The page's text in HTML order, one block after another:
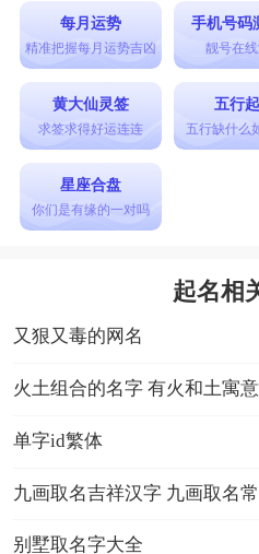
每月运势
精准把握每月运势吉凶
手机号码
靓号在
黄大仙灵签
求签求得好运连连
五行
五行缺什么
星座合盘
你们是有缘的一对吗
起名相
又狠又毒的网名
火土组合的名字 有火和土寓
单字id繁体
九画取名吉祥汉字 九画取名
别墅取名字大全